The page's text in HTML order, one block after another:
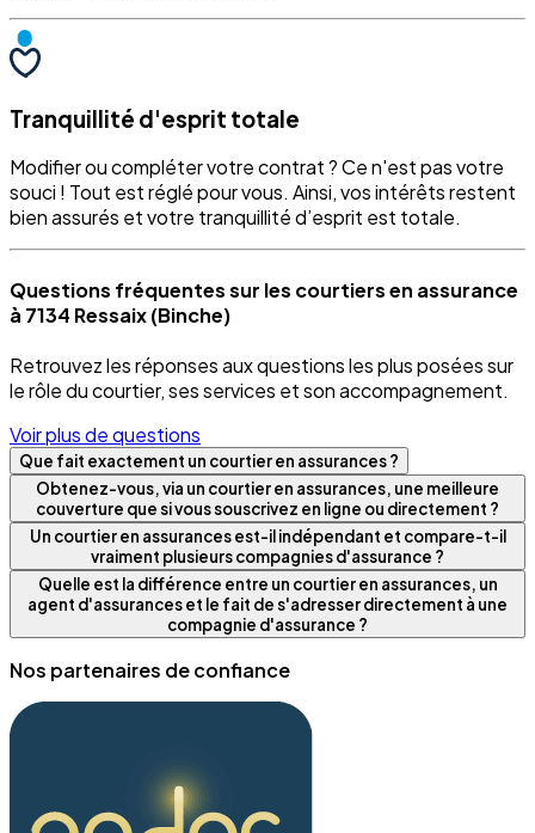
Tranquillité d'esprit totale
Modifier ou compléter votre contrat ? Ce n'est pas votre
souci ! Tout est réglé pour vous. Ainsi, vos intérêts restent
bien assurés et votre tranquillité d’esprit est totale.
Questions fréquentes sur les courtiers en assurance
à 7134 Ressaix (Binche)
Retrouvez les réponses aux questions les plus posées sur
le rôle du courtier, ses services et son accompagnement.
Voir plus de questions
Que fait exactement un courtier en assurances ?
Obtenez-vous, via un courtier en assurances, une meilleure
couverture que si vous souscrivez en ligne ou directement ?
Un courtier en assurances est-il indépendant et compare-t-il
vraiment plusieurs compagnies d'assurance ?
Quelle est la différence entre un courtier en assurances, un
agent d'assurances et le fait de s'adresser directement à une
compagnie d'assurance ?
Nos partenaires de confiance